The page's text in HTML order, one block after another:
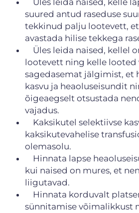
Üles leida naised, kelle
suured antud raseduse
tekkinud palju lootevett,
avastada hilise tekkega
Üles leida naised, kellel
lootevett ning kelle looted
sagedasemat jälgimist, et
kasvu ja heaoluseisundit
õigeaegselt otsustada
vajadus.
Kaksikutel selektiivse
kaksikutevahelise
olemasolu.
Hinnata lapse
kui naised on mures, et
liigutavad.
Hinnata korduvalt
sünnitamise võimalikkust